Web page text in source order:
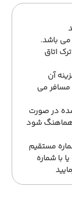
14:00 و زمان ترک اتاق
و هزینه آن
مسافر می
شده در صورت
هماهنگ شود
مستقیم
و یا با شماره